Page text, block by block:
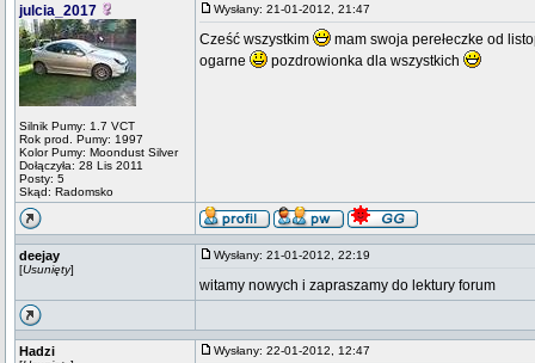
julcia_2017
Silnik Pumy: 1.7 VCT
Rok prod. Pumy: 1997
Kolor Pumy: Moondust Silver
Dołączyła: 28 Lis 2011
Posty: 5
Skąd: Radomsko
Wysłany: 21-01-2012, 21:47
Cześć wszystkim
mam swoja perełeczke od
ogarne
pozdrowionka dla wszystkich
deejay
[Usunięty]
Wysłany: 21-01-2012, 22:19
witamy nowych i zapraszamy do lektury forum
Hadzi Wysłany: 22-01-2012, 12:47